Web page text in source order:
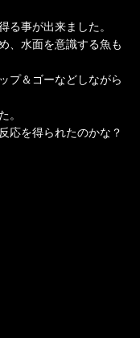
る事が出来ました。
、水面を意識する魚も
プ＆ゴーなどしながら
。
応を得られたのかな？